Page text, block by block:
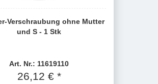
Verschraubung ohne Mutter
und S - 1 Stk
Art. Nr.: 11619110
26,12 € *